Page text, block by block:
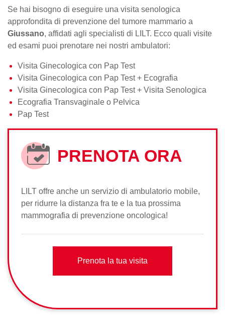
Se hai bisogno di eseguire una visita senologica
approfondita di prevenzione del tumore mammario a
Giussano, affidati agli specialisti di LILT. Ecco quali visite
ed esami puoi prenotare nei nostri ambulatori:
Visita Ginecologica con Pap Test
Visita Ginecologica con Pap Test + Ecografia
Visita Ginecologica con Pap Test + Visita Senologica
Ecografia Transvaginale o Pelvica
Pap Test
PRENOTA ORA
LILT offre anche un servizio di ambulatorio mobile,
per ridurre la distanza fra te e la tua prossima
mammografia di prevenzione oncologica!
Prenota la tua visita